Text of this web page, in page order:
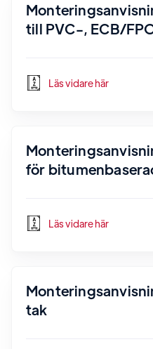
till PVC-, ECB/
Läs vidare här
för
Läs vidare här
tak